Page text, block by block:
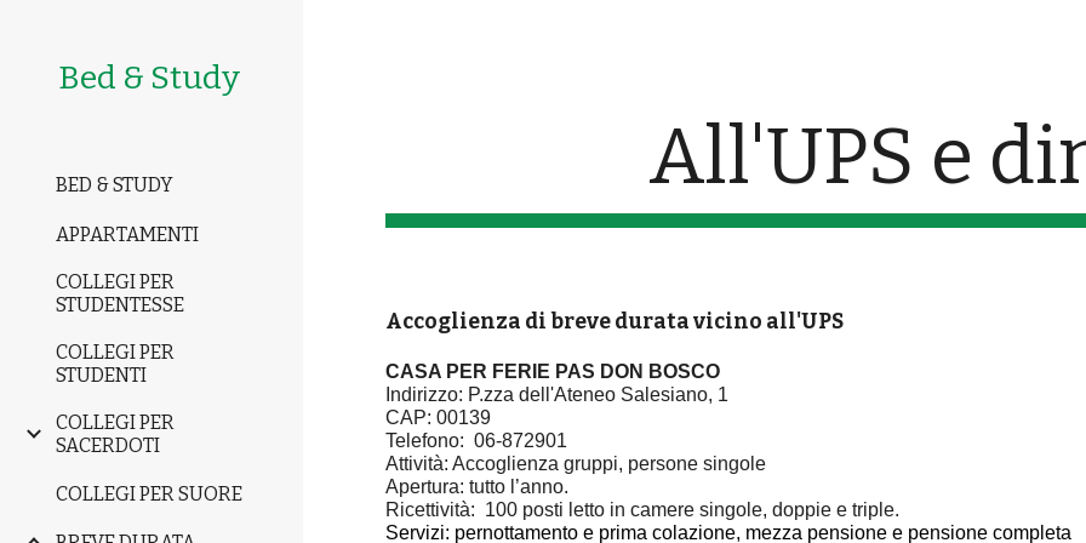
Bed & Study
BED & STUDY
APPARTAMENTI
COLLEGI PER
STUDENTESSE
COLLEGI PER
STUDENTI
COLLEGI PER
SACERDOTI
COLLEGI PER SUORE
All'UPS e
Accoglienza di breve durata vicino all'UPS
CASA PER FERIE PAS DON BOSCO
Indirizzo: P.zza dell'Ateneo Salesiano, 1
CAP: 00139
Telefono: 06-872901
Attività: Accoglienza gruppi, persone singole
Apertura: tutto l’anno.
Ricettività: 100 posti letto in camere singole, doppie e triple.
Servizi: pernottamento e prima colazione, mezza pensione e pensione completa